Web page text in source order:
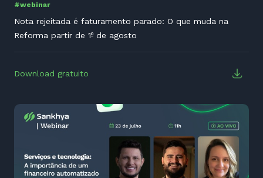
#webinar
Nota rejeitada é faturamento parado: O que muda na
Reforma partir de 1º de agosto
Download gratuito